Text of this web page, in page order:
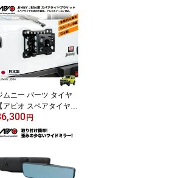
ムニー パーツ タイヤ
【アピオ スペアタイヤブ
ケット（JB64）】 JB6
4 専用 カスタム エクステ
ア 背面タイヤ スペア
金属製 取り付け 簡単
ルトオン 装着 車検適
円